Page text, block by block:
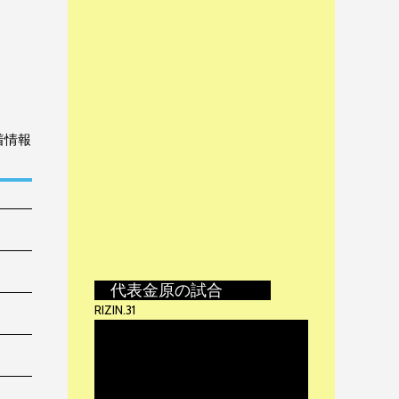
情報
代表金原の試合
RIZIN.31